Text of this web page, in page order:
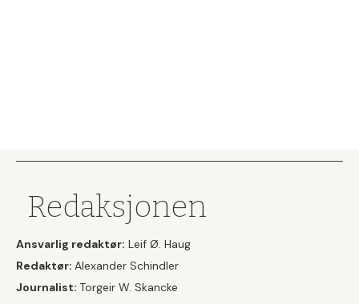
Redaksjonen
Ansvarlig redaktør: Leif Ø. Haug
Redaktør: Alexander Schindler
Journalist: Torgeir W. Skancke